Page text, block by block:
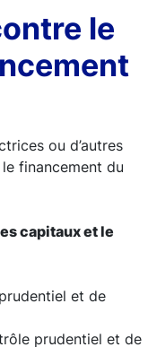
le
ou d’autres
financement du
capitaux et le
et de
prudentiel et de